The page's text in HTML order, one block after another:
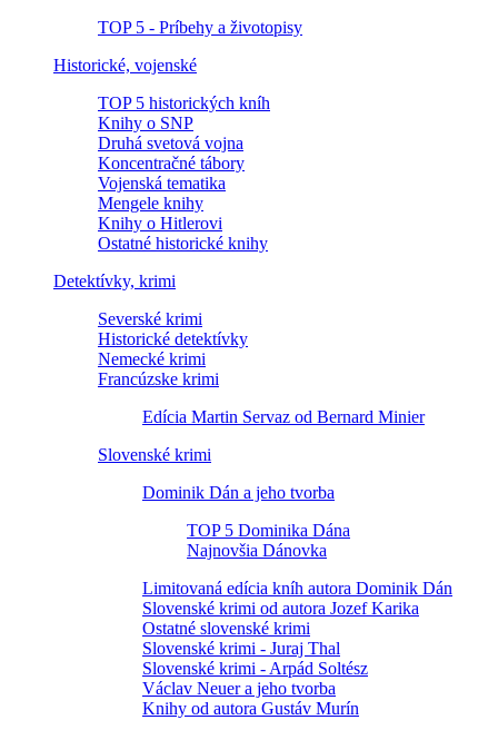
TOP 5 - Príbehy a životopisy
Historické, vojenské
TOP 5 historických kníh
Knihy o SNP
Druhá svetová vojna
Koncentračné tábory
Vojenská tematika
Mengele knihy
Knihy o Hitlerovi
Ostatné historické knihy
Detektívky, krimi
Severské krimi
Historické detektívky
Nemecké krimi
Francúzske krimi
Edícia Martin Servaz od Bernard Minier
Slovenské krimi
Dominik Dán a jeho tvorba
TOP 5 Dominika Dána
Najnovšia Dánovka
Limitovaná edícia kníh autora Dominik Dán
Slovenské krimi od autora Jozef Karika
Ostatné slovenské krimi
Slovenské krimi - Juraj Thal
Slovenské krimi - Arpád Soltész
Václav Neuer a jeho tvorba
Knihy od autora Gustáv Murín